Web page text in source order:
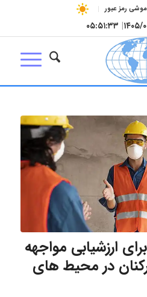
رمز عبور
۰۵/۱۸| ۰۵:۵۱:۳۴
ارزشیابی مواجهه
در محیط های